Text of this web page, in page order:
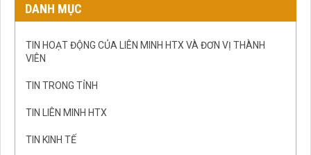
DANH MỤC
TIN HOẠT ĐỘNG CỦA LIÊN MINH HTX VÀ ĐƠN VỊ THÀNH
VIÊN
TIN TRONG TỈNH
TIN LIÊN MINH HTX
TIN KINH TẾ